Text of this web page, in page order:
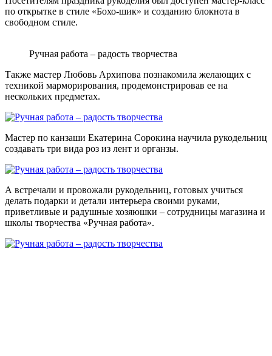
по открытке в стиле «Бохо-шик» и созданию блокнота в
свободном стиле.
Ручная работа – радость творчества
Также мастер Любовь Архипова познакомила желающих с
техникой марморирования, продемонстрировав ее на
нескольких предметах.
Мастер по канзаши Екатерина Сорокина научила рукодельниц
создавать три вида роз из лент и органзы.
А встречали и провожали рукодельниц, готовых учиться
делать подарки и детали интерьера своими руками,
приветливые и радушные хозяюшки – сотрудницы магазина и
школы творчества «Ручная работа».